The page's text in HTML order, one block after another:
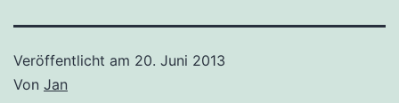
Veröffentlicht am 20. Juni 2013
Von Jan